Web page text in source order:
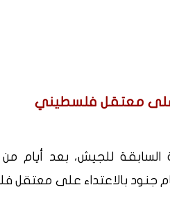
على معتقل فلسطيني
للجيش، بعد أيام من
جنود بالاعتداء على